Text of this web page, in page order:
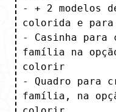
- + 2 modelos
colorida e
- Casinha para
família na
colorir
- Quadro para
família, na